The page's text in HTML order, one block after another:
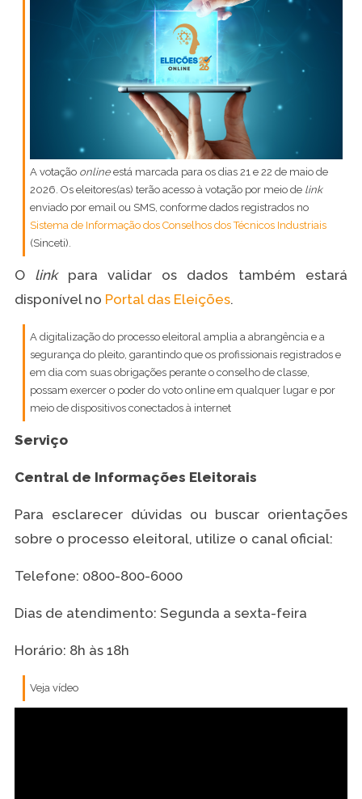
A votação onlineestá marcada para os dias 21 e 22 de maio de
2026. Os eleitores(as) terão acesso à votação por meio de link
enviado por email ou SMS, conforme dados registrados no
Sistema de Informação dos Conselhos dos Técnicos Industriais
(Sinceti).
O linkpara validar os dados também estará
disponível no Portal das Eleições.
A digitalização do processo eleitoral amplia a abrangência e a
segurança do pleito, garantindo que os profissionais registrados e
em dia com suas obrigações perante o conselho de classe,
possam exercer o poder do voto online em qualquer lugar e por
meio de dispositivos conectados à internet
Serviço
Central de Informações Eleitorais
Para esclarecer dúvidas ou buscar orientações
sobre o processo eleitoral, utilize o canal oficial:
Telefone: 0800-800-6000
Dias de atendimento: Segunda a sexta-feira
Horário: 8h às 18h
Veja vídeo